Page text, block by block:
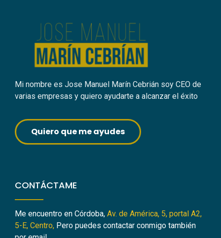
Mi nombre es Jose Manuel Marín Cebrián soy CEO de
varias empresas y quiero ayudarte a alcanzar el éxito
Quiero que me ayudes
CONTÁCTAME
Me encuentro en Córdoba, Av. de América, 5, portal A2,
5-E, Centro, Pero puedes contactar conmigo también